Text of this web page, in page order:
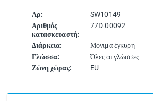
Αρ:
SW10149
Αριθμός
κατασκευαστή:
77D-00092
Διάρκεια:
Μόνιμα έγκυρη
Γλώσσα:
Όλες οι γλώσσες
Ζώνη χώρας:
EU